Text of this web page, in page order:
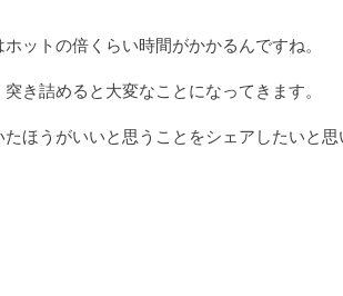
ットの倍くらい時間がかかるんですね。
き詰めると大変なことになってきます。
ほうがいいと思うことをシェアしたいと思